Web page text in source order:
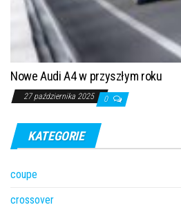
Nowe Audi A4 w przyszłym roku
27 października 2025 0
KATEGORIE
coupe
crossover